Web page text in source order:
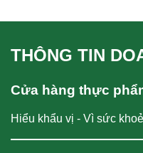
THÔNG TIN
Cửa hàng thực
Hiểu khẩu vị - Vì sức khoẻ